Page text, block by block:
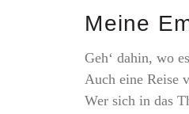
Meine
Geh‘ dahin, wo
Auch eine Reise
Wer sich in das